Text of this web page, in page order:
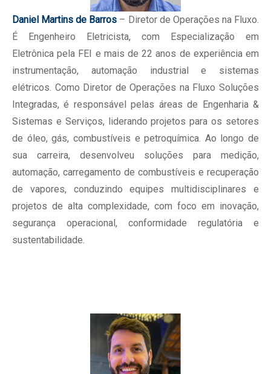
Daniel Martins de Barros – Diretor de Operações na Fluxo.
É Engenheiro Eletricista, com Especialização em
Eletrônica pela FEI e mais de 22 anos de experiência em
instrumentação, automação industrial e sistemas
elétricos. Como Diretor de Operações na Fluxo Soluções
Integradas, é responsável pelas áreas de Engenharia &
Sistemas e Serviços, liderando projetos para os setores
de óleo, gás, combustíveis e petroquímica. Ao longo de
sua carreira, desenvolveu soluções para medição,
automação, carregamento de combustíveis e recuperação
de vapores, conduzindo equipes multidisciplinares e
projetos de alta complexidade, com foco em inovação,
segurança operacional, conformidade regulatória e
sustentabilidade.